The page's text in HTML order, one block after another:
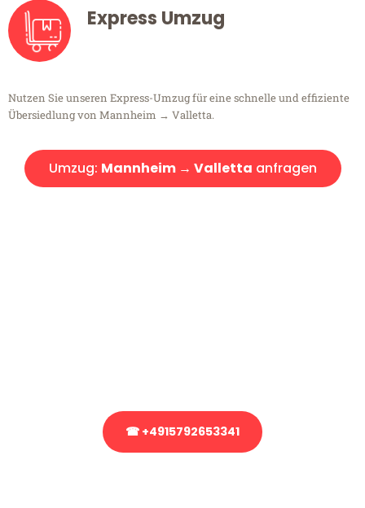
Express Umzug
Nutzen Sie unseren Express-Umzug für eine schnelle und effiziente
Übersiedlung von Mannheim → Valletta.
Umzug: Mannheim → Valletta anfragen
☎ +4915792653341